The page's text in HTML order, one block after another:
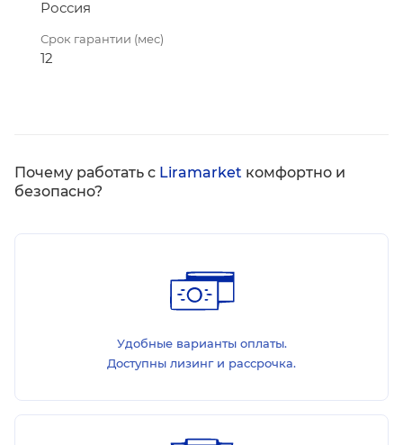
Россия
Срок гарантии (мес)
12
Почему работать с Liramarket комфортно и
безопасно?
Удобные варианты оплаты.
Доступны лизинг и рассрочка.